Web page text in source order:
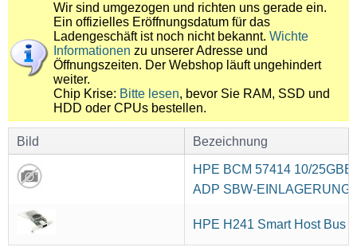
Wir sind umgezogen und richten uns gerade ein.
Ein offizielles Eröffnungsdatum für das
Ladengeschäft ist noch nicht bekannt. Wichte
Informationen zu unserer Adresse und
Öffnungszeiten. Der Webshop läuft ungehindert
weiter.
Chip Krise: Bitte lesen, bevor Sie RAM, SSD und
HDD oder CPUs bestellen.
Bild Bezeichnung
HPE BCM 57414 10/25GBE
ADP SBW-EINLAGERUNG
HPE H241 Smart Host Bus